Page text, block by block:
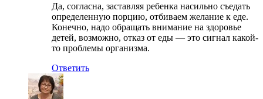
Да, согласна, заставляя ребенка насильно съедать
определенную порцию, отбиваем желание к еде.
Конечно, надо обращать внимание на здоровье
детей, возможно, отказ от еды — это сигнал какой-
то проблемы организма.
Ответить